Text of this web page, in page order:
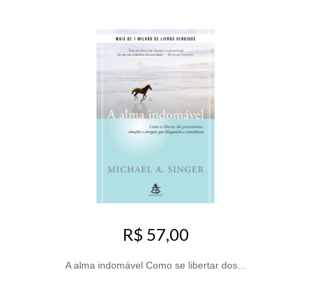
R$ 57,00
A alma indomável Como se libertar dos...